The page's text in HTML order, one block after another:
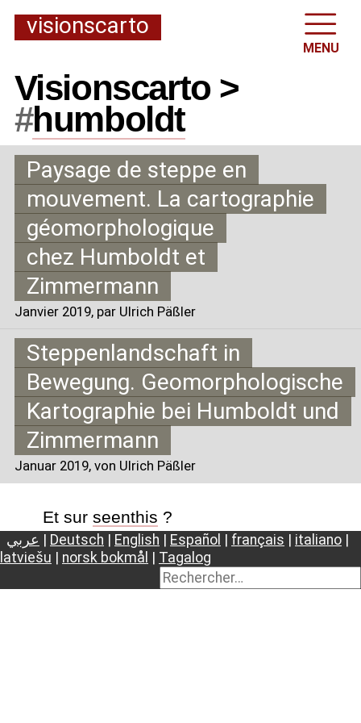
visionscarto
MENU
Visionscarto >
#humboldt
Paysage de steppe en
mouvement. La cartographie
géomorphologique
chez Humboldt et
Zimmermann
Janvier 2019, par Ulrich Päßler
Steppenlandschaft in
Bewegung. Geomorphologische
Kartographie bei Humboldt und
Zimmermann
Januar 2019, von Ulrich Päßler
Et sur seenthis ?
عربي | Deutsch | English | Español | français | italiano |
latviešu | norsk bokmål | Tagalog